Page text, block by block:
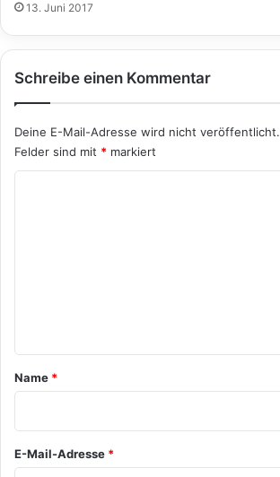
13. Juni 2017
Schreibe einen Kommentar
Deine E-Mail-Adresse wird nicht veröffentlicht.
Felder sind mit * markiert
a
*
Name *
E-Mail-Adresse *